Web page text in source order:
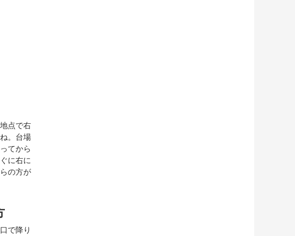
点で右
。台場
てから
に右に
の方が
で降り